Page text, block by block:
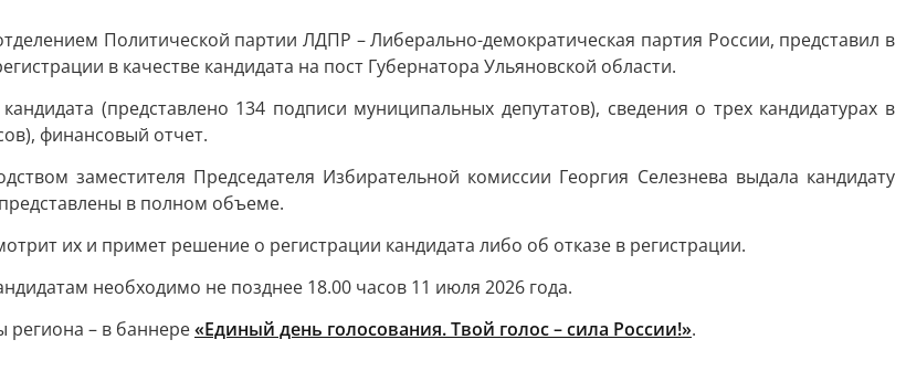
Политической партии ЛДПР – Либерально-демократическая партия России, представил в
в качестве кандидата на пост Губернатора Ульяновской области.
(представлено 134 подписи муниципальных депутатов), сведения о трех кандидатурах в
финансовый отчет.
заместителя Председателя Избирательной комиссии Георгия Селезнева выдала кандидату
в полном объеме.
их и примет решение о регистрации кандидата либо об отказе в регистрации.
необходимо не позднее 18.00 часов 11 июля 2026 года.
региона – в баннере«Единый день голосования. Твой голос – сила России!».